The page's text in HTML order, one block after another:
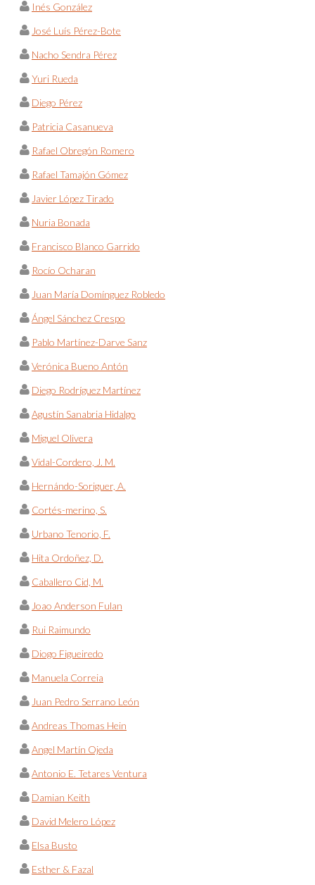
Inés González
José Luís Pérez-Bote
Nacho Sendra Pérez
Yuri Rueda
Diego Pérez
Patricia Casanueva
Rafael Obregón Romero
Rafael Tamajón Gómez
Javier López Tirado
Nuria Bonada
Francisco Blanco Garrido
Rocío Ocharan
Juan María Domínguez Robledo
Ángel Sánchez Crespo
Pablo Martínez-Darve Sanz
Verónica Bueno Antón
Diego Rodríguez Martínez
Agustín Sanabria Hidalgo
Miguel Olivera
Vidal-Cordero, J. M.
Hernándo-Soriguer, A.
Cortés-merino, S.
Urbano Tenorio, F.
Hita Ordoñez, D.
Caballero Cid, M.
Joao Anderson Fulan
Rui Raimundo
Diogo Figueiredo
Manuela Correia
Juan Pedro Serrano León
Andreas Thomas Hein
Angel Martín Ojeda
Antonio E. Tetares Ventura
Damian Keith
David Melero López
Elsa Busto
Esther & Fazal